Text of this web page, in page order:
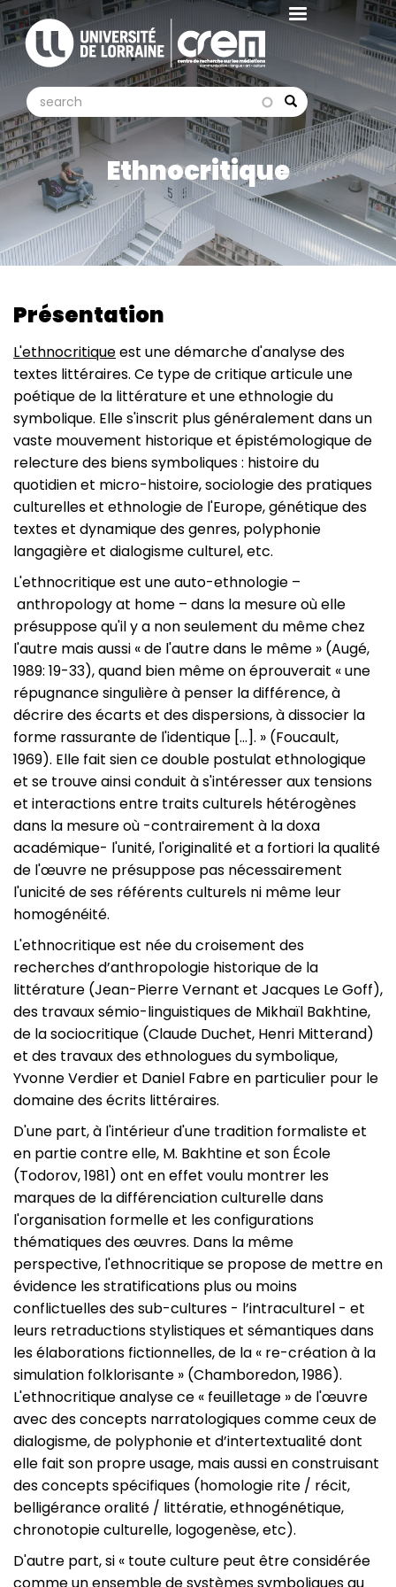
Aller
au
contenu
principal
Search
search search
Ethnocritique
Présentation
L'ethnocritiqueest une démarche d'analyse des
textes littéraires. Ce type de critique articule une
poétique de la littérature et une ethnologie du
symbolique. Elle s'inscrit plus généralement dans un
vaste mouvement historique et épistémologique de
relecture des biens symboliques : histoire du
quotidien et micro-histoire, sociologie des pratiques
culturelles et ethnologie de l'Europe, génétique des
textes et dynamique des genres, polyphonie
langagière et dialogisme culturel, etc.
L'ethnocritique est une auto-ethnologie –
anthropology at home – dans la mesure où elle
présuppose qu'il y a non seulement du même chez
l'autre mais aussi « de l'autre dans le même » (Augé,
1989: 19-33), quand bien même on éprouverait « une
répugnance singulière à penser la différence, à
décrire des écarts et des dispersions, à dissocier la
forme rassurante de l'identique […]. » (Foucault,
1969). Elle fait sien ce double postulat ethnologique
et se trouve ainsi conduit à s'intéresser aux tensions
et interactions entre traits culturels hétérogènes
dans la mesure où -contrairement à la doxa
académique- l'unité, l'originalité et a fortiori la qualité
de l'œuvre ne présuppose pas nécessairement
l'unicité de ses référents culturels ni même leur
homogénéité.
L'ethnocritique est née du croisement des
recherches d’anthropologie historique de la
littérature (Jean-Pierre Vernant et Jacques Le Goff),
des travaux sémio-linguistiques de Mikhaïl Bakhtine,
de la sociocritique (Claude Duchet, Henri Mitterand)
et des travaux des ethnologues du symbolique,
Yvonne Verdier et Daniel Fabre en particulier pour le
domaine des écrits littéraires.
D'une part, à l'intérieur d'une tradition formaliste et
en partie contre elle, M. Bakhtine et son École
(Todorov, 1981) ont en effet voulu montrer les
marques de la différenciation culturelle dans
l'organisation formelle et les configurations
thématiques des œuvres. Dans la même
perspective, l'ethnocritique se propose de mettre en
évidence les stratifications plus ou moins
conflictuelles des sub-cultures - l’intraculturel - et
leurs retraductions stylistiques et sémantiques dans
les élaborations fictionnelles, de la « re-création à la
simulation folklorisante » (Chamboredon, 1986).
L'ethnocritique analyse ce « feuilletage » de l'œuvre
avec des concepts narratologiques comme ceux de
dialogisme, de polyphonie et d’intertextualité dont
elle fait son propre usage, mais aussi en construisant
des concepts spécifiques (homologie rite / récit,
belligérance oralité / littératie, ethnogénétique,
chronotopie culturelle, logogenèse, etc).
D'autre part, si « toute culture peut être considérée